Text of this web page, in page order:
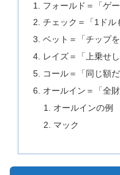
フォールド ＝「ゲ
チェック ＝「1ドル
ベット ＝「チップ
レイズ＝「上乗せ
コール＝「同じ額
オールイン＝「全
オールインの例
マック